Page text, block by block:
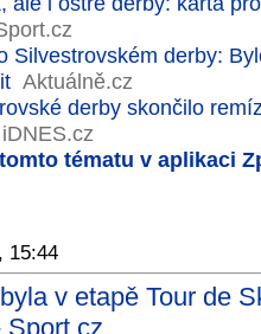
Silvestrovském derby:
Aktuálně.cz
derby skončilo
iDNES.cz
tématu v aplikaci
15:44
v etapě Tour de
Sport.cz